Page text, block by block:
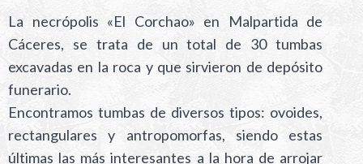
La necrópolis «El Corchao» en Malpartida de
Cáceres, se trata de un total de 30 tumbas
excavadas en la roca y que sirvieron de depósito
funerario.
Encontramos tumbas de diversos tipos: ovoides,
rectangulares y antropomorfas, siendo estas
últimas las más interesantes a la hora de arrojar